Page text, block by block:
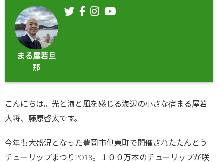
まる屋若旦
那
こんにちは。光と海と風を感じる海辺の小さな宿まる屋若
大将、藤原啓太です。
今年も大盛況となった豊岡市但東町で開催されたたんとう
チューリップまつり2018。１００万本のチューリップが咲